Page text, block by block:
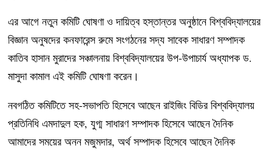
এর আগে নতুন কমিটি ঘোষণা ও দায়িত্ব হস্তান্তর অনুষ্ঠানে বিশ্ববিদ্যালয়ের
বিজ্ঞান অনুষদের কনফারেন্স রুমে সংগঠনের সদ্য সাবেক সাধারণ সম্পাদক
কাতিব হাসান মুরাদের সঞ্চালনায় বিশ্ববিদ্যালয়ের উপ-উপাচার্য অধ্যাপক ড.
মাসুদা কামাল এই কমিটি ঘোষণা করেন।
নবগঠিত কমিটিতে সহ-সভাপতি হিসেবে আছেন রাইজিং বিডির বিশ্ববিদ্যালয়
প্রতিনিধি এমদাদুল হক, যুগ্ম সাধারণ সম্পাদক হিসেবে আছেন দৈনিক
আমাদের সময়ের অনন মজুমদার, অর্থ সম্পাদক হিসেবে আছেন দৈনিক